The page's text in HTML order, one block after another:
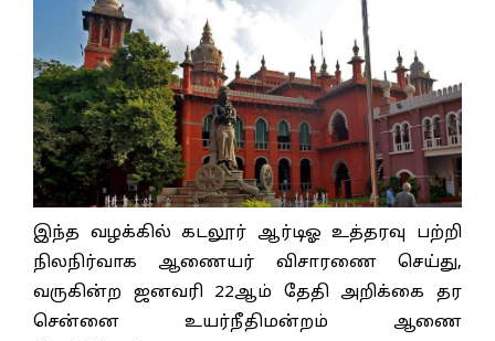
இந்த வழக்கில் கடலூர் ஆர்டிஓ உத்தரவு பற்றி
நிலநிர்வாக ஆணையர் விசாரணை செய்து,
வருகின்ற ஜனவரி 22ஆம் தேதி அறிக்கை தர
சென்னை உயர்நீதிமன்றம் ஆணை